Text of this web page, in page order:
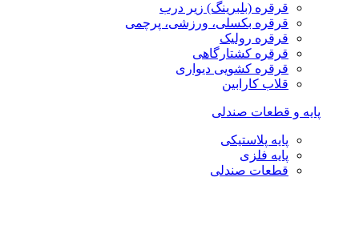
قرقره (بلبرینگ) زیر درب
قرقره بکسلی، ورزشی، پرچمی
قرقره رولیک
قرقره کشتارگاهی
قرقره کشویی دیواری
قلاب کارابین
پایه و قطعات صندلی
پایه پلاستیکی
پایه فلزی
قطعات صندلی